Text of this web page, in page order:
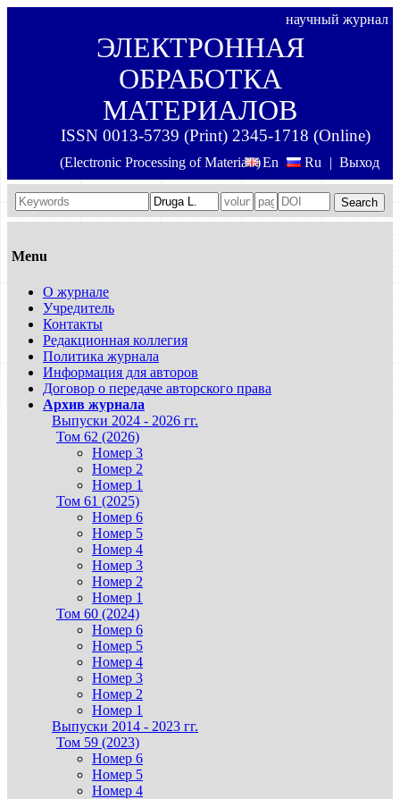
научный журнал
ЭЛЕКТРОННАЯ
ОБРАБОТКА
МАТЕРИАЛОВ
ISSN 0013-5739 (Print) 2345-1718 (Online)
(Electronic Processing of Materials) Выход
En Ru |
Search
Menu
О журнале
Учредитель
Контакты
Редакционная коллегия
Политика журнала
Информация для авторов
Договор о передаче авторского права
Архив журнала
Выпуски 2024 - 2026 гг.
Том 62 (2026)
Номер 3
Номер 2
Номер 1
Том 61 (2025)
Номер 6
Номер 5
Номер 4
Номер 3
Номер 2
Номер 1
Том 60 (2024)
Номер 6
Номер 5
Номер 4
Номер 3
Номер 2
Номер 1
Выпуски 2014 - 2023 гг.
Том 59 (2023)
Номер 6
Номер 5
Номер 4